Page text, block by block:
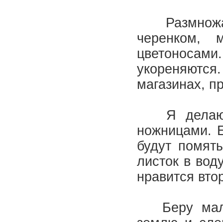
черенком,
магазинах,
Я делаю
ножницами.
будут
листок в
нравится
Беру